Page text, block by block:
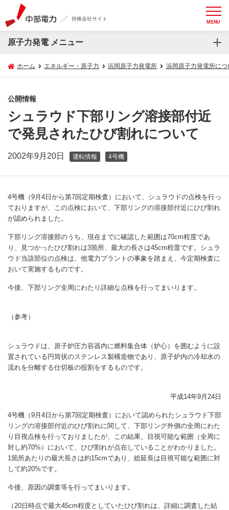
持株会社サイト MENU
原子力発電 メニュー
ホーム エネルギー・原子力 浜岡原子力発電所 浜岡原子力発電所につ
公開情報
シュラウド下部リング溶接部付近
で発見されたひび割れについて
2002年9月20日 運転情報 4号機
4号機（9月4日から第7回定期検査）において、シュラウドの点検を行っ
ておりますが、この点検において、下部リングの溶接部付近にひび割れ
が認められました。
下部リング溶接部のうち、現在までに確認した範囲は70cm程度であ
り、見つかったひび割れは3箇所、最大の長さは45cm程度です。シュラ
ウド当該部位の点検は、他電力プラントの事象を踏まえ、今定期検査に
おいて実施するものです。
今後、下部リング全周にわたり詳細な点検を行ってまいります。
（参考）
シュラウドは、原子炉圧力容器内に燃料集合体（炉心）を囲むように設
置されている円筒状のステンレス製構造物であり、原子炉内の冷却水の
流れを分離する仕切板の役割をするものです。
平成14年9月24日
4号機（9月4日から第7回定期検査）において認められたシュラウド下部
リングの溶接部付近のひび割れに関して、下部リング外側の全周にわた
り目視点検を行っておりましたが、この結果、目視可能な範囲（全周に
対し約70%）において、ひび割れが点在していることがわかりました。
1箇所あたりの最大長さは約15cmであり、総延長は目視可能な範囲に対
して約20%です。
今後、原因の調査等を行ってまいります。
（20日時点で最大45cm程度としていたひび割れは、詳細に調査した結